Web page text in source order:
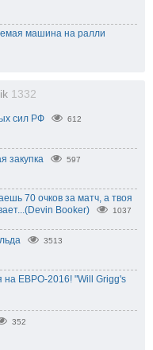
машина на ралли
1332
сил РФ 612
закупка 597
70 очков за матч, а твоя
Booker)
1037
3513
на ЕВРО-2016! "Will Grigg's
352